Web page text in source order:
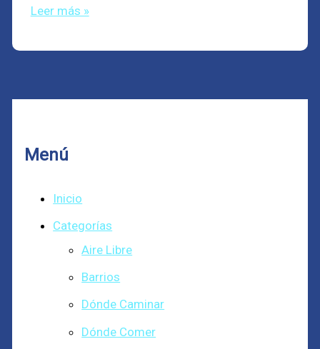
Leer más »
Menú
Inicio
Categorías
Aire Libre
Barrios
Dónde Caminar
Dónde Comer